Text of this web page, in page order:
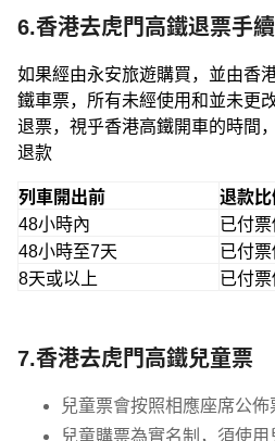
6.香港去虎門高鐵退票手續
如果經由永安旅遊購買，並由香
鐵車票，所有未經使用和並未更
退票，視乎香港高鐵開車的時間
退款
列車開出前
退款比
48小時內
已付
48小時至7天
已付
8天或以上
已付
7.香港去虎門高鐵兒童票
兒童票會按照相應座席公佈
兒童購票為實名制，須使